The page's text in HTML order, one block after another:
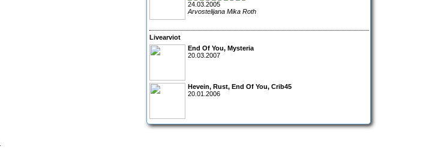
24.03.2005
Arvostelijana Mika Roth
Livearviot
End Of You, Mysteria
20.03.2007
Hevein, Rust, End Of You, Crib45
20.01.2006